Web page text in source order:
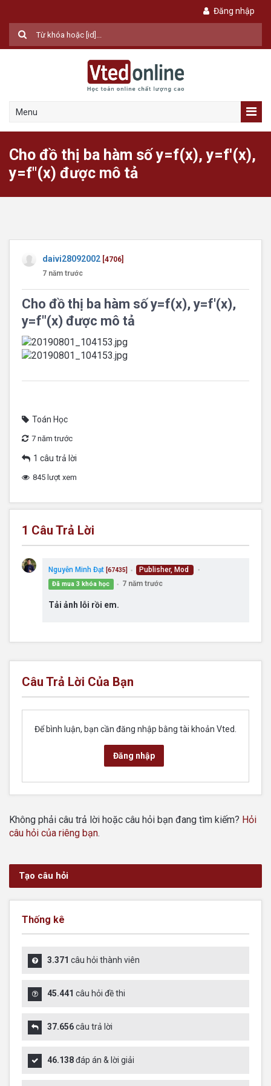
Đăng nhập
Menu
Cho đồ thị ba hàm số y=f(x), y=f'(x),
y=f"(x) được mô tả
daivi28092002 [4706]
7 năm trước
Cho đồ thị ba hàm số y=f(x), y=f'(x),
y=f"(x) được mô tả
Toán Học
7 năm trước
1 câu trả lời
845 lượt xem
1 Câu Trả Lời
Nguyễn Minh Đạt [67435] ● Publisher, Mod ●
Đã mua 3 khóa học ● 7 năm trước
Tải ảnh lỗi rồi em.
Câu Trả Lời Của Bạn
Để bình luận, bạn cần đăng nhập bằng tài khoản Vted.
Đăng nhập
Không phải câu trả lời hoặc câu hỏi bạn đang tìm kiếm? Hỏi
câu hỏi của riêng bạn.
Tạo câu hỏi
Thống kê
3.371 câu hỏi thành viên
45.441 câu hỏi đề thi
37.656câu trả lời
46.138đáp án & lời giải